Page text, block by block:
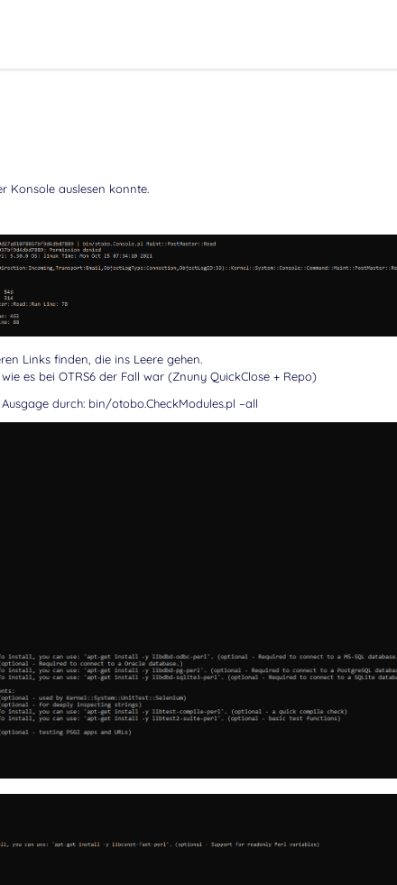
Konsole auslesen konnte.
Links finden, die ins Leere gehen.
es bei OTRS6 der Fall war (Znuny QuickClose + Repo)
durch: bin/otobo.CheckModules.pl –all